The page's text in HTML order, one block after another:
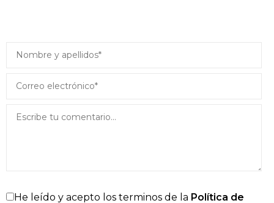
He leído y acepto los terminos de la Política de